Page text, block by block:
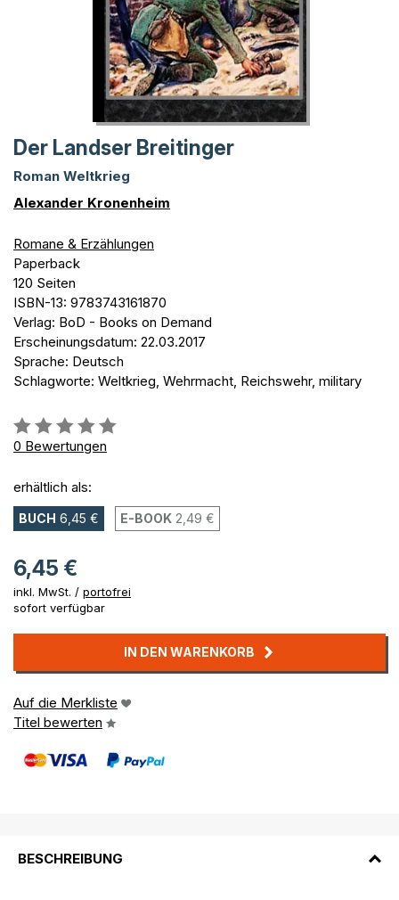
Der Landser Breitinger
Roman Weltkrieg
Alexander Kronenheim
Romane & Erzählungen
Paperback
120 Seiten
ISBN-13: 9783743161870
Verlag: BoD - Books on Demand
Erscheinungsdatum: 22.03.2017
Sprache: Deutsch
Schlagworte: Weltkrieg, Wehrmacht, Reichswehr, military
Bewertung::
0%
0 Bewertungen
erhältlich als:
BUCH 6,45 € E-BOOK 2,49 €
6,45 €
inkl. MwSt. / portofrei
sofort verfügbar
IN DEN WARENKORB
Auf die Merkliste
Titel bewerten
BESCHREIBUNG